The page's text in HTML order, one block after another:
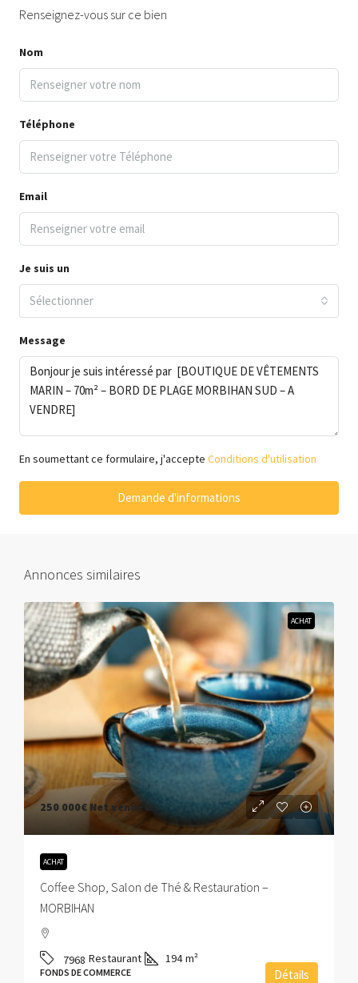
Renseignez-vous sur ce bien
Nom
Téléphone
Email
Je suis un
Sélectionner
Message
En soumettant ce formulaire, j'accepte Conditions d'utilisation
Demande d'informations
Annonces similaires
ACHAT
250 000€Net vendeur
ACHAT
Coffee Shop, Salon de Thé & Restauration –
MORBIHAN
7968 Restaurant 194 m²
FONDS DE COMMERCE Détails